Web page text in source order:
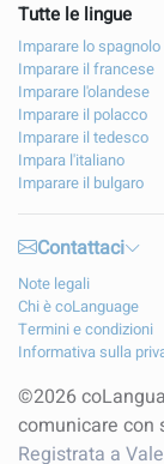
Tutte le lingue
Imparare lo spagnolo
Imparare il francese
Imparare l'olandese
Imparare il polacco
Imparare il tedesco
Impara l'italiano
Imparare il bulgaro
Contattaci
Note legali
Chi è coLanguage
Termini e condizioni
Informativa sulla
©2026
comunicare con
Registrata a